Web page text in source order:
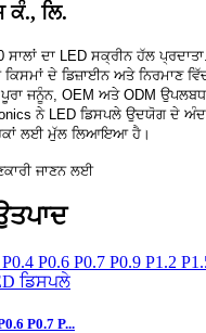
ਕੰ., ਲਿ.
ਦਾ LED ਸਕ੍ਰੀਨ ਹੱਲ
ਦੇ ਡਿਜ਼ਾਈਨ ਅਤੇ ਨਿਰਮਾਣ
ਜਨੂੰਨ, OEM ਅਤੇ ODM
ਨੇ LED ਡਿਸਪਲੇ ਉਦਯੋਗ ਦੇ
ਲਈ ਮੁੱਲ ਲਿਆਇਆ ਹੈ।
ਜਾਣਨ ਲਈ
P0.7 P...